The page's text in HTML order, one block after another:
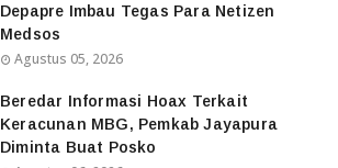
Depapre Imbau Tegas Para Netizen
Medsos
Agustus 05, 2026
Beredar Informasi Hoax Terkait
Keracunan MBG, Pemkab Jayapura
Diminta Buat Posko